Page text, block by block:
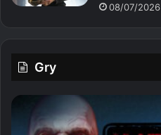
08/07/2026
Gry